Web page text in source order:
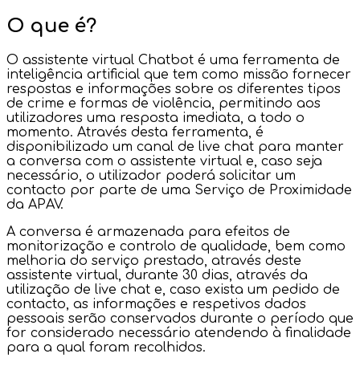
O que é?
O assistente virtual Chatbot é uma ferramenta de
inteligência artificial que tem como missão fornecer
respostas e informações sobre os diferentes tipos
de crime e formas de violência, permitindo aos
utilizadores uma resposta imediata, a todo o
momento. Através desta ferramenta, é
disponibilizado um canal de live chat para manter
a conversa com o assistente virtual e, caso seja
necessário, o utilizador poderá solicitar um
contacto por parte de uma Serviço de Proximidade
da APAV.
A conversa é armazenada para efeitos de
monitorização e controlo de qualidade, bem como
melhoria do serviço prestado, através deste
assistente virtual, durante 30 dias, através da
utilização de live chat e, caso exista um pedido de
contacto, as informações e respetivos dados
pessoais serão conservados durante o período que
for considerado necessário atendendo à finalidade
para a qual foram recolhidos.